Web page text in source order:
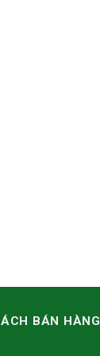
BÁN HÀNG